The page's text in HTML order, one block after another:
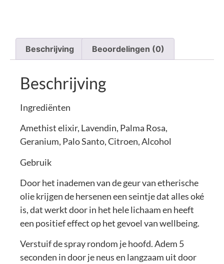
Beschrijving Beoordelingen (0)
Beschrijving
Ingrediënten
Amethist elixir, Lavendin, Palma Rosa,
Geranium, Palo Santo, Citroen, Alcohol
Gebruik
Door het inademen van de geur van etherische
olie krijgen de hersenen een seintje dat alles oké
is, dat werkt door in het hele lichaam en heeft
een positief effect op het gevoel van wellbeing.
Verstuif de spray rondom je hoofd. Adem 5
seconden in door je neus en langzaam uit door